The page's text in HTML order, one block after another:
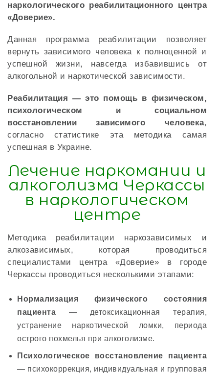
наркологического реабилитационного центра
«Доверие».
Данная программа реабилитации позволяет
вернуть зависимого человека к полноценной и
успешной жизни, навсегда избавившись от
алкогольной и наркотической зависимости.
Реабилитация — это помощь в физическом,
психологическом и социальном
восстановлении зависимого человека,
согласно статистике эта методика самая
успешная в Украине.
Лечение наркомании и
алкоголизма Черкассы
в наркологическом
центре
Методика реабилитации наркозависимых и
алкозависимых, которая проводиться
специалистами центра «Доверие» в городе
Черкассы проводиться несколькими этапами:
Нормализация физического состояния
пациента — детоксикационная терапия,
устранение наркотической ломки, периода
острого похмелья при алкоголизме.
Психологическое восстановление пациента
— психокоррекция, индивидуальная и групповая